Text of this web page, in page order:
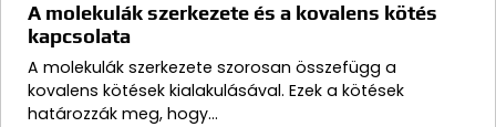
A molekulák szerkezete és a kovalens kötés
kapcsolata
A molekulák szerkezete szorosan összefügg a
kovalens kötések kialakulásával. Ezek a kötések
határozzák meg, hogy…